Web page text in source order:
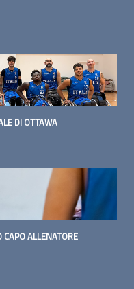
DI OTTAWA
ALLENATORE